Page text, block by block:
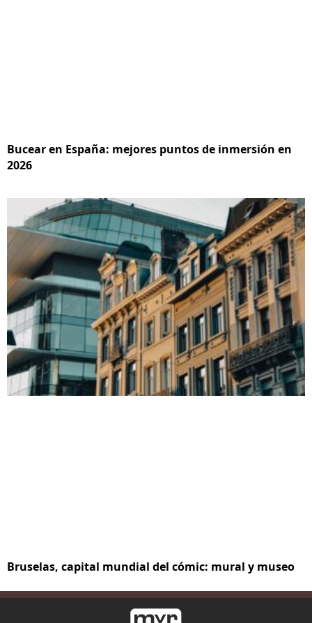
Bucear en España: mejores puntos de inmersión en
2026
Bruselas, capital mundial del cómic: mural y museo